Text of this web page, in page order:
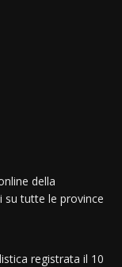
della
su tutte le province
registrata il 10